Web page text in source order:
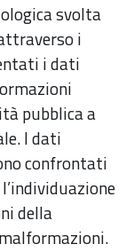
svolta
i
i dati
pubblica a
I dati
confrontati
della